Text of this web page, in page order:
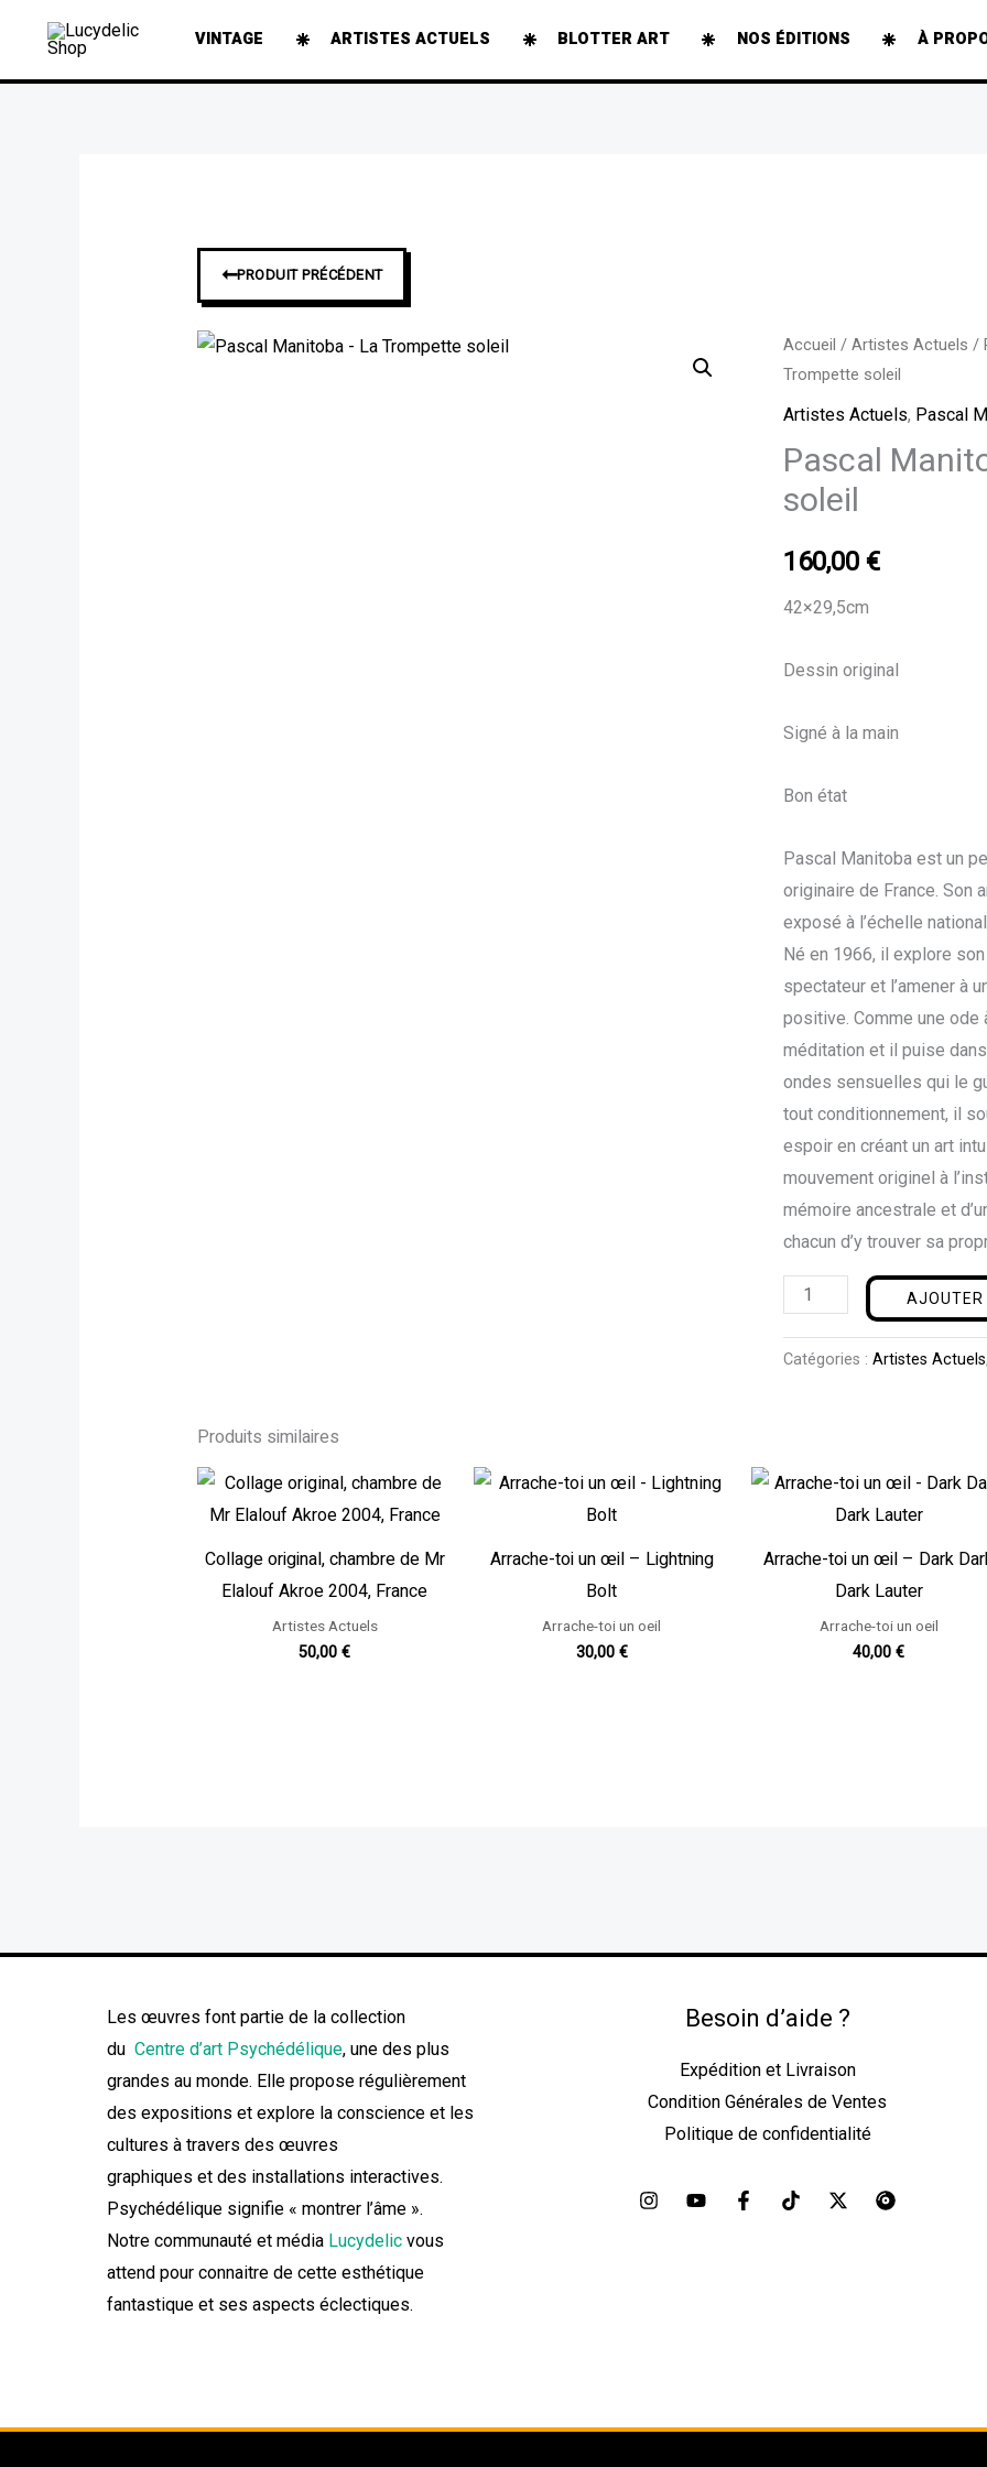
contenu
VINTAGE ARTISTES ACTUELS BLOTTER ART NOS ÉDITIONS À
➞PRODUIT PRÉCÉDENT
Accueil /Artistes Actuels /
Trompette soleil
Artistes Actuels, Pascal
Pascal
soleil
160,00€
42×29,5cm
Dessin original
Signé à la main
Bon état
Pascal Manitoba est un
originaire de France. Son
exposé à l’échelle
Né en 1966, il explore
spectateur et l’amener à
positive. Comme une ode
méditation et il puise
ondes sensuelles qui le
tout conditionnement, il
espoir en créant un art
mouvement originel à
mémoire ancestrale et
chacun d’y trouver sa
quantité
de
Pascal
-
La
soleil
AJOUTER
Catégories :Artistes Actuels
Produits similaires
Collage original, chambre de Mr
Elalouf Akroe 2004, France
Artistes Actuels
50,00€
Arrache-toi un œil – Lightning
Bolt
Arrache-toi un oeil
30,00 €
Arrache-toi un œil – Dark
Dark Lauter
Arrache-toi un oeil
40,00€
Les œuvres font partie de la collection
du Centre d’art Psychédélique, une des plus
grandes au monde. Elle propose régulièrement
des expositions et explore la conscience et les
cultures à travers des œuvres
graphiques et des installations interactives.
Psychédélique signifie « montrer l’âme ».
Notre communauté et média Lucydelic vous
attend pour connaitre de cette esthétique
fantastique et ses aspects éclectiques.
Besoin d’aide ?
Expédition et Livraison
Condition Générales de Ventes
Politique de confidentialité